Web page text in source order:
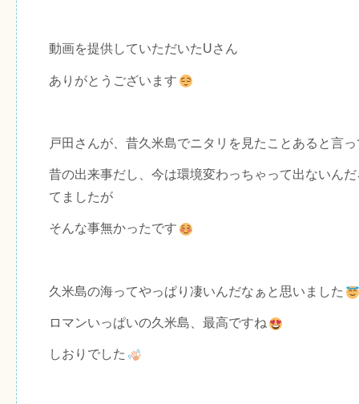
動画を提供していただいたUさん
ありがとうございます
戸田さんが、昔久米島でニタリを見たことあると言
昔の出来事だし、今は環境変わっちゃって出ないん
てましたが
そんな事無かったです
久米島の海ってやっぱり凄いんだなぁと思いました
ロマンいっぱいの久米島、最高ですね
しおりでした